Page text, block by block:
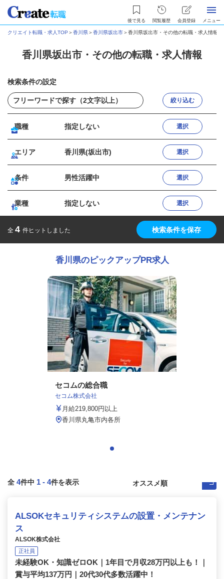
後で見る 閲覧履歴 会員登録 メニュー
クリエイト転職・求人TOP ＞香川県＞香川県坂出市＞香川県坂出市・その他の転職・求人情報
香川県坂出市・その他の転職・求人情報
検索条件の設定
絞り込む
職種 指定しない 選択
エリア 香川県(坂出市) 選択
条件 男性活躍中 選択
業種 指定しない 選択
全 4 件ヒットしました 検索条件を保存
香川県のピックアップPR求人
セコムの総合職
セコム株式会社
月給219,800円以上
香川県丸亀市内各所
全 4件中 1 - 4件を表示
ALSOKセキュリティシステムの設置・メンテナン
ス
ALSOK株式会社
正社員
未経験OK・知識ゼロOK｜1年目で月収28万円以上も！｜
賞与平均137万円｜20代30代多数活躍中！